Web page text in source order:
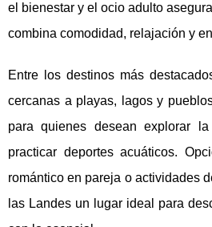
el bienestar y el ocio adulto
combina comodidad, relajación y
Entre los destinos más
cercanas a playas, lagos y
para quienes desean explorar
practicar deportes acuáticos.
romántico en pareja o actividades
las Landes un lugar ideal para